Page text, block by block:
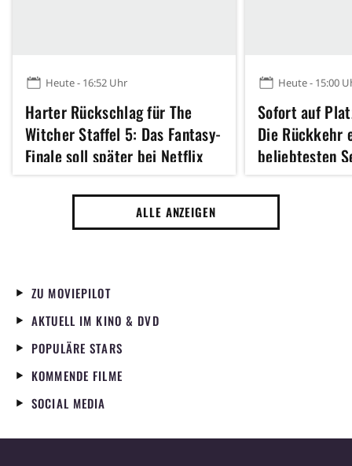
Heute - 16:52 Uhr
Harter Rückschlag für The
Witcher Staffel 5: Das Fantasy-
Finale soll später bei Netflix
starten als gedacht
Heute - 15:00
Sofort auf
Die Rückkehr
beliebtesten
Streamers
ALLE ANZEIGEN
ZU MOVIEPILOT
AKTUELL IM KINO & DVD
POPULÄRE STARS
KOMMENDE FILME
SOCIAL MEDIA